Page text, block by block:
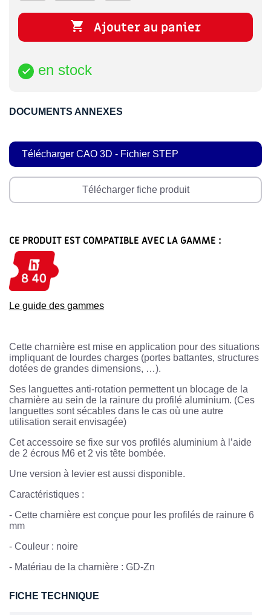
 Ajouter au panier
 en stock
DOCUMENTS ANNEXES
Télécharger CAO 3D - Fichier STEP
Télécharger fiche produit
CE PRODUIT EST COMPATIBLE AVEC LA GAMME :
Le guide des gammes
Cette charnière est mise en application pour des situations
impliquant de lourdes charges (portes battantes, structures
dotées de grandes dimensions, …).
Ses languettes anti-rotation permettent un blocage de la
charnière au sein de la rainure du profilé aluminium. (Ces
languettes sont sécables dans le cas où une autre
utilisation serait envisagée)
Cet accessoire se fixe sur vos profilés aluminium à l’aide
de 2 écrous M6 et 2 vis tête bombée.
Une version à levier est aussi disponible.
Caractéristiques :
- Cette charnière est conçue pour les profilés de rainure 6
mm
- Couleur : noire
- Matériau de la charnière : GD-Zn
FICHE TECHNIQUE